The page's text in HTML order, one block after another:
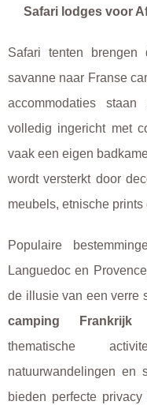
Safari lodges voor
Safari tenten
savanne naar Franse
accommodaties
volledig ingericht met
vaak een eigen
wordt versterkt door
meubels, etnische
Populaire
Languedoc en
de illusie van een verre
camping Frankrijk
thematische
natuurwandelingen en
bieden perfecte